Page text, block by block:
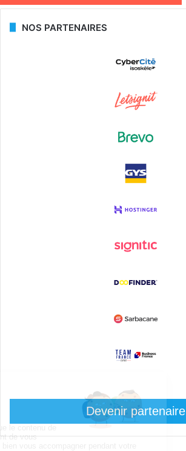
NOS PARTENAIRES
Devenir partenaire